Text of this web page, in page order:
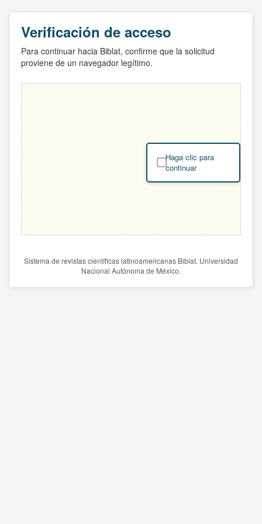
Verificación de acceso
Para continuar hacia Biblat, confirme que la solicitud
proviene de un navegador legítimo.
Haga clic para
continuar
Sistema de revistas científicas latinoamericanas Biblat. Universidad
Nacional Autónoma de México.